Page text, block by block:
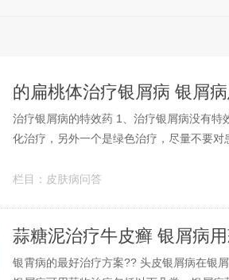
的扁桃体治疗银屑病 银屑
治疗银屑病的特效药 1、治疗银屑病没有
化治疗，另外一个是绿色治疗，尽量不要
也会有作用；斑块型银屑病和红皮病型银
栏目： 皮肤病问答
蒜糖泥治疗牛皮癣 银屑病
银霄病的最好治疗方案?? 头皮银屑病在银